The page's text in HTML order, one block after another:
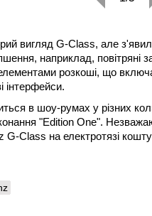
вигляд G-Class, але
наприклад, повітряні
елементами розкоші, що
інтерфейси.
в шоу-румах у різних
"Edition One".
Class на електротязі